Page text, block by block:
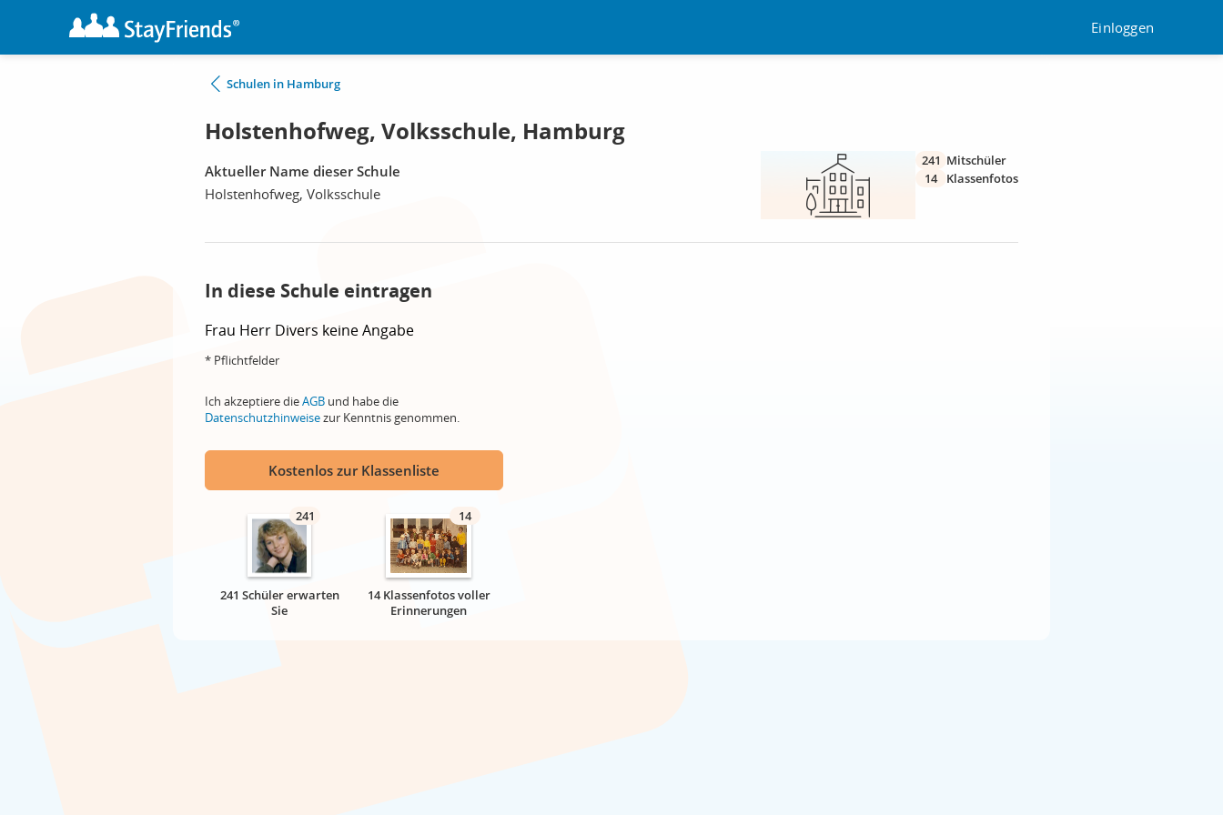
Einloggen
Schulen in Hamburg
Holstenhofweg, Volksschule, Hamburg
Aktueller Name dieser Schule
Holstenhofweg, Volksschule
241 Mitschüler
14
Klassenfotos
In diese Schule eintragen
Frau Herr Divers keine Angabe
* Pflichtfelder
Ich akzeptiere dieAGB und habe die
Datenschutzhinweisezur Kenntnis genommen.
Kostenlos zur Klassenliste
241
241 Schüler erwarten
Sie
14
14 Klassenfotos voller
Erinnerungen